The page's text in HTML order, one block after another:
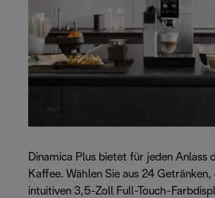
Dinamica Plus bietet für jeden Anlass
Kaffee. Wählen Sie aus 24 Getränken,
intuitiven 3,5-Zoll Full-Touch-